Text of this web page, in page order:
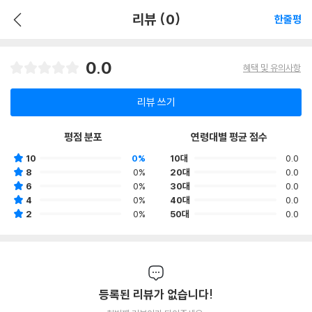
리뷰 (0) 한줄평
0.0 혜택 및 유의사항
리뷰 쓰기
평점 분포
10
0%
8
0%
6
0%
4
0%
2
0%
연령대별 평균 점수
10대
0.0
20대
0.0
30대
0.0
40대
0.0
50대
0.0
등록된 리뷰가 없습니다!